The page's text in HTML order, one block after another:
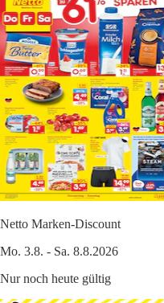
Netto Marken-Discount
Mo. 3.8. - Sa. 8.8.2026
Nur noch heute gültig